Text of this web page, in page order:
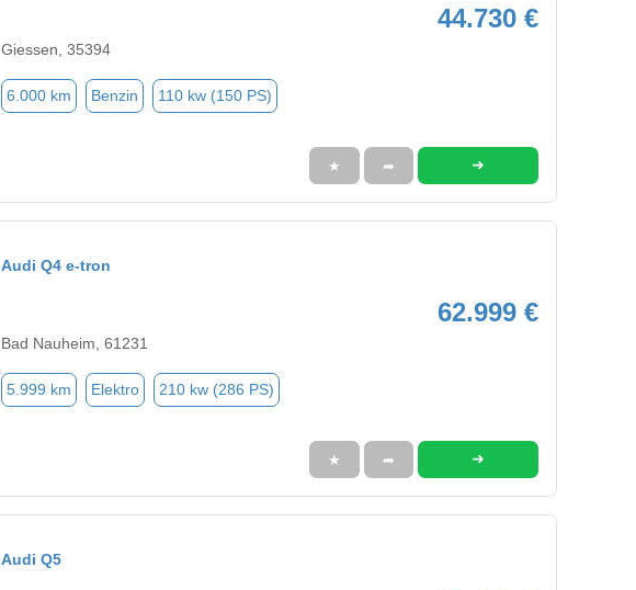
44.730 €
Giessen, 35394
6.000 km Benzin 110 kw (150 PS)
★ ➦ ➜
Audi Q4 e-tron
62.999 €
Bad Nauheim, 61231
5.999 km Elektro 210 kw (286 PS)
★ ➦ ➜
Audi Q5